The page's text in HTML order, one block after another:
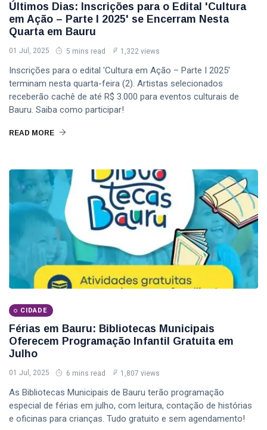
Últimos Dias: Inscrições para o Edital 'Cultura
em Ação – Parte I 2025' se Encerram Nesta
Quarta em Bauru
01 Jul, 2025 5 mins read 1,322 views
Inscrições para o edital 'Cultura em Ação – Parte I 2025'
terminam nesta quarta-feira (2). Artistas selecionados
receberão cachê de até R$ 3.000 para eventos culturais de
Bauru. Saiba como participar!
READ MORE
CIDADE
Férias em Bauru: Bibliotecas Municipais
Oferecem Programação Infantil Gratuita em
Julho
01 Jul, 2025 6 mins read 1,807 views
As Bibliotecas Municipais de Bauru terão programação
especial de férias em julho, com leitura, contação de histórias
e oficinas para crianças. Tudo gratuito e sem agendamento!